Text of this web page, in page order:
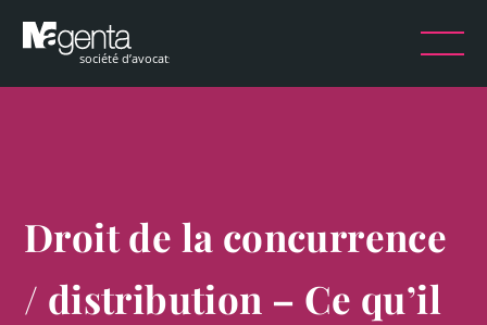
Droit de la concurrence
/ distribution – Ce qu’il